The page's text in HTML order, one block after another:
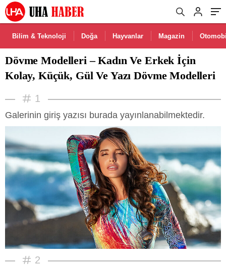
Bilim & Teknoloji Doğa Hayvanlar Magazin
Modelleri
Dövme Modelleri – Kadın Ve Erkek İçin
Kolay, Küçük, Gül Ve Yazı Dövme Modelleri
1
Galerinin giriş yazısı burada yayınlanabilmektedir.
2